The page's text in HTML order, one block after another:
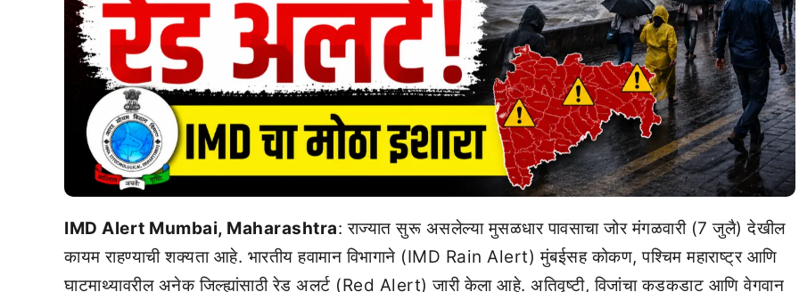
IMD Alert Mumbai, Maharashtra: राज्यात सुरू असलेल्या मुसळधार पावसाचा जोर मंगळवारी (7 जुलै) देखील
कायम राहण्याची शक्यता आहे. भारतीय हवामान विभागाने (IMD Rain Alert) मुंबईसह कोकण, पश्चिम महाराष्ट्र आणि
घाटमाथ्यावरील अनेक जिल्ह्यांसाठी रेड अलर्ट (Red Alert) जारी केला आहे. अतिवृष्टी, विजांचा कडकडाट आणि वेगवान